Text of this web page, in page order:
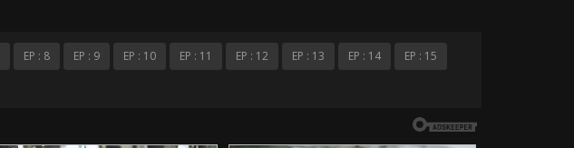
EP : 8 EP : 9 EP : 10 EP : 11 EP : 12 EP : 13 EP : 14
EP : 15